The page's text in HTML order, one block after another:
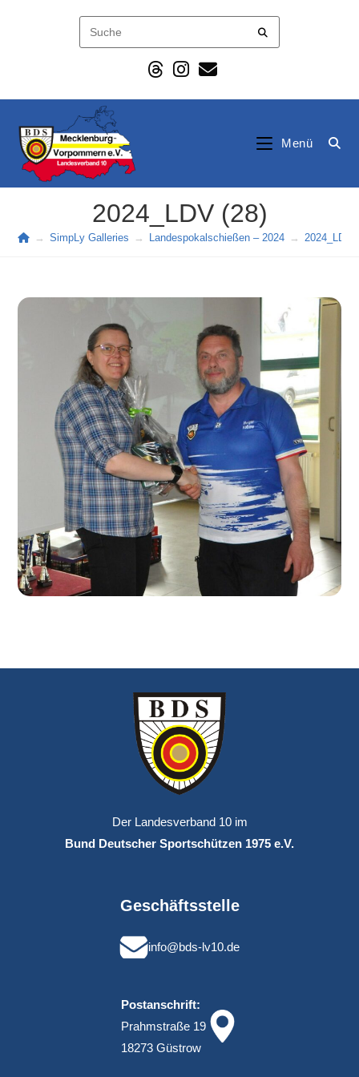
Menü
2024_LDV (28)
→ SimpLy Galleries → Landespokalschießen – 2024 → 2024_LDV
Der Landesverband 10 im
Bund Deutscher Sportschützen 1975 e.V.
Geschäftsstelle
info@bds-lv10.de
Postanschrift:
Prahmstraße 19
18273 Güstrow